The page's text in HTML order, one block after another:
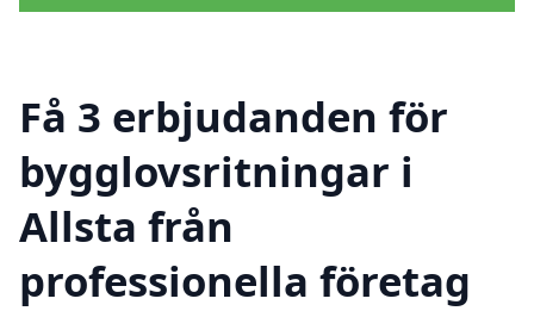
Få 3 erbjudanden för
bygglovsritningar i
Allsta från
professionella företag